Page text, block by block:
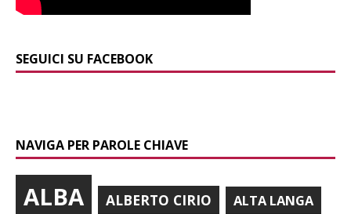
SEGUICI SU FACEBOOK
NAVIGA PER PAROLE CHIAVE
ALBA ALBERTO CIRIO ALTA LANGA